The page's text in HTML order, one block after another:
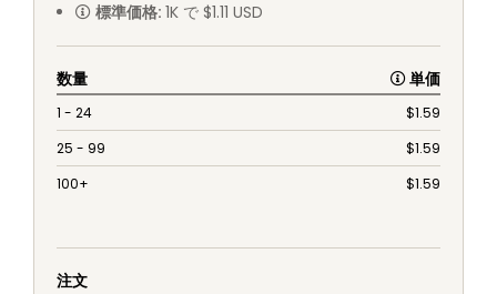
標準価格: 1K で $1.11 USD
数量 単価
1 - 24 $1.59
25 - 99
$1.59
100+
$1.59
注文